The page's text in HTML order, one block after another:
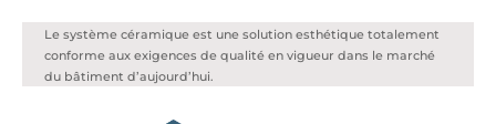
Le système céramique est une solution esthétique totalement
conforme aux exigences de qualité en vigueur dans le marché
du bâtiment d’aujourd’hui.